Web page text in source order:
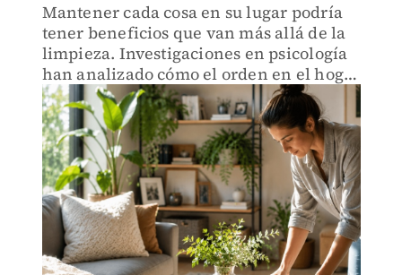
Mantener cada cosa en su lugar podría
tener beneficios que van más allá de la
limpieza. Investigaciones en psicología
han analizado cómo el orden en el hogar
puede influir en el estrés y el bienestar
emocional.